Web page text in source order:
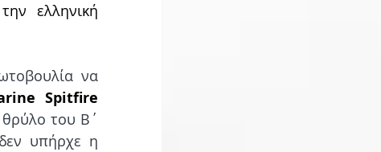
ελληνική
να
Spitfire
θρύλο του Β΄
υπήρχε η